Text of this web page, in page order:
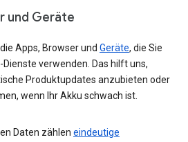
und Geräte
Apps, Browser und Geräte, die Sie
verwenden. Das hilft uns,
Produktupdates anzubieten oder
wenn Ihr Akku schwach ist.
Daten zählen eindeutige